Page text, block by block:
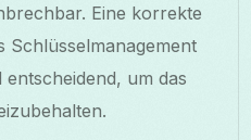
Eine korrekte
Schlüsselmanagement
um das